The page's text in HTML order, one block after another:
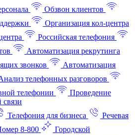
Обзвон клиентов
Организация кол-центра
Российская телефония
Автоматизация рекрутинга
звонков
Автоматизация
телефонных разговоров
телефонии
Проведение
связи
Телефония для бизнеса
Речевая
8-800
Городской